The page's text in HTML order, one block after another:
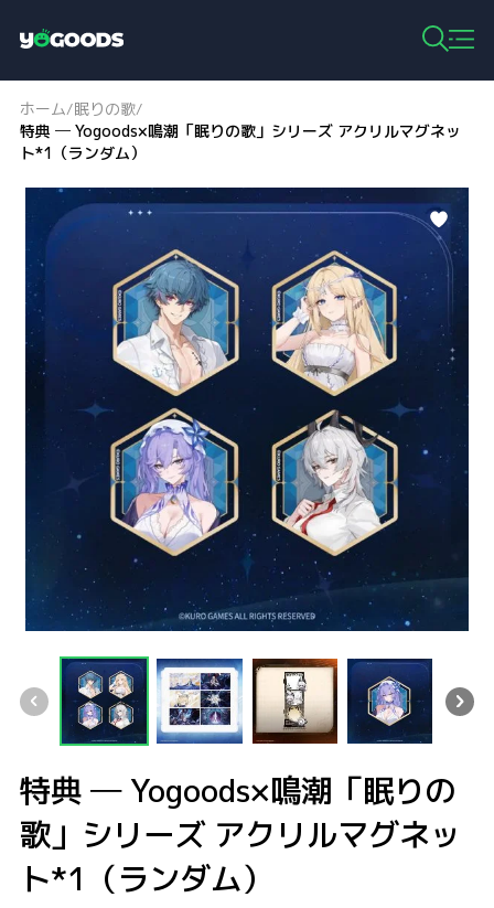
o
g
o
o
d
ホーム/眠りの歌/
特典 ─ Yogoods×鳴潮「眠りの歌」シリーズ アクリルマグネッ
ト*1（ランダム）
特典 ─ Yogoods×鳴潮「眠りの
歌」シリーズ アクリルマグネッ
ト*1（ランダム）